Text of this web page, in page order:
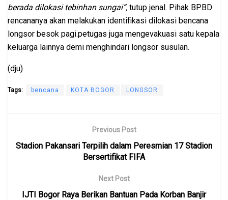
berada dilokasi tebinhan sungai”, tutup jenal. Pihak BPBD
rencananya akan melakukan identifikasi dilokasi bencana
longsor besok pagi.petugas juga mengevakuasi satu kepala
keluarga lainnya demi menghindari longsor susulan.
(dju)
Tags: bencana KOTA BOGOR LONGSOR
Previous Post
Stadion Pakansari Terpilih dalam Peresmian 17 Stadion
Bersertifikat FIFA
Next Post
IJTI Bogor Raya Berikan Bantuan Pada Korban Banjir